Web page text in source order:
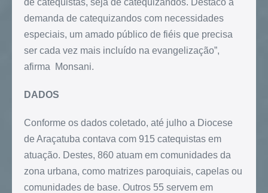
demanda de catequizandos com necessidades
especiais, um amado público de fiéis que precisa
ser cada vez mais incluído na evangelização”,
afirma Monsani.
DADOS
Conforme os dados coletado, até julho a Diocese
de Araçatuba contava com 915 catequistas em
atuação. Destes, 860 atuam em comunidades da
zona urbana, como matrizes paroquiais, capelas ou
comunidades de base. Outros 55 servem em